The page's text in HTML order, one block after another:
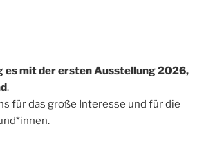
es mit der ersten Ausstellung 2026,
.
für das große Interesse und für die